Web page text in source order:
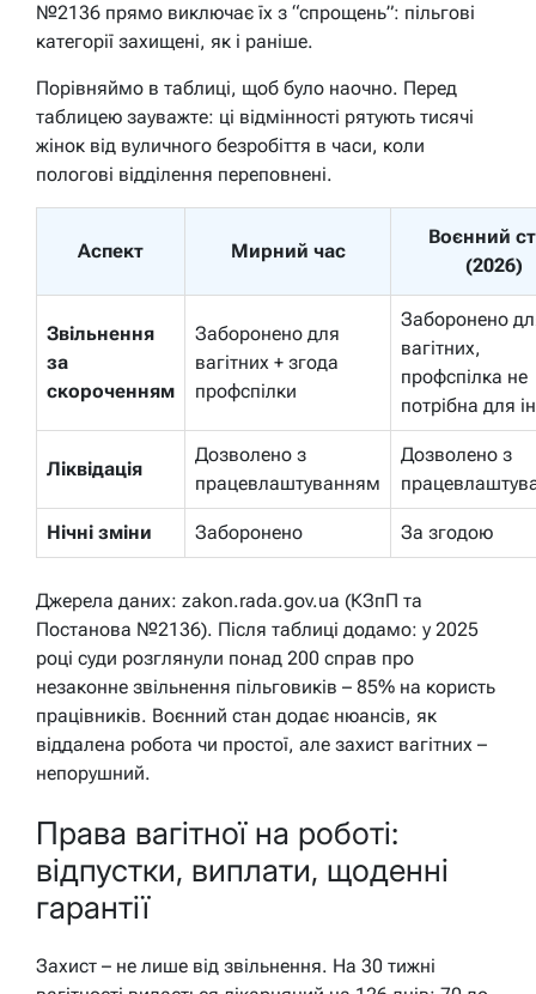
№2136 прямо виключає їх з “спрощень”: пільгові
категорії захищені, як і раніше.
Порівняймо в таблиці, щоб було наочно. Перед
таблицею зауважте: ці відмінності рятують тисячі
жінок від вуличного безробіття в часи, коли
пологові відділення переповнені.
Аспект Мирний час
Воєнний
(2026)
Звільнення
за
скороченням
Заборонено для
вагітних + згода
профспілки
Заборонено
вагітних,
профспілка не
потрібна для
Ліквідація
Дозволено з
працевлаштуванням
Дозволено з
Нічні зміни Заборонено За згодою
Джерела даних: zakon.rada.gov.ua (КЗпП та
Постанова №2136). Після таблиці додамо: у 2025
році суди розглянули понад 200 справ про
незаконне звільнення пільговиків – 85% на користь
працівників. Воєнний стан додає нюансів, як
віддалена робота чи простої, але захист вагітних –
непорушний.
Права вагітної на роботі:
відпустки, виплати, щоденні
гарантії
Захист – не лише від звільнення. На 30 тижні